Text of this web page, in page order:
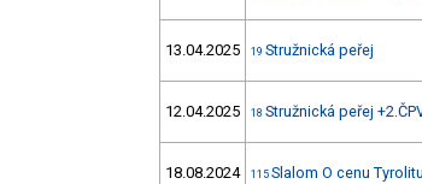
13.04.2025 19 Stružnická peřej
12.04.2025 18 Stružnická peřej
18.08.2024 115 Slalom O cenu Tyrolitu